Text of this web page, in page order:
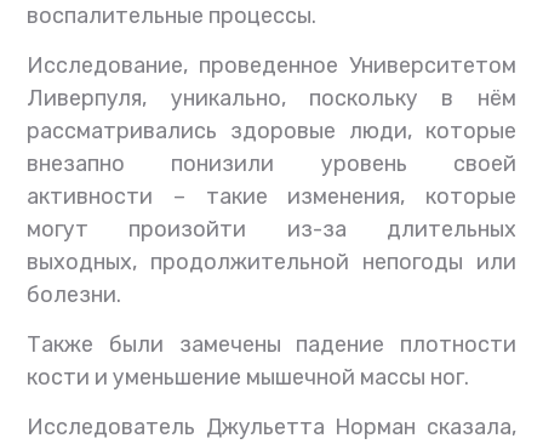
воспалительные процессы.
Исследование, проведенное Университетом
Ливерпуля, уникально, поскольку в нём
рассматривались здоровые люди, которые
внезапно понизили уровень своей
активности – такие изменения, которые
могут произойти из-за длительных
выходных, продолжительной непогоды или
болезни.
Также были замечены падение плотности
кости и уменьшение мышечной массы ног.
Исследователь Джульетта Норман сказала,